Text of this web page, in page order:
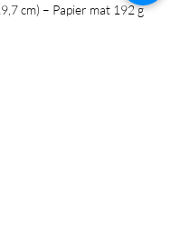
cm) – Papier mat 192 g